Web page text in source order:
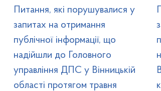
Питання, які порушувалися у
запитах на отримання
публічної інформації, що
надійшли до Головного
управління ДПС у Вінницькій
області протягом травня